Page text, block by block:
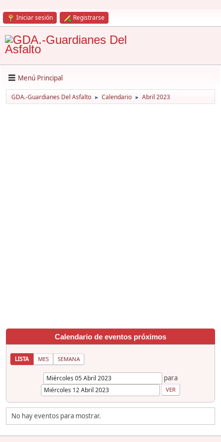
Iniciar sesión Registrarse
Menú Principal
GDA.-Guardianes Del Asfalto ► Calendario ► Abril 2023
Calendario de eventos próximos
LISTA MES SEMANA
para
No hay eventos para mostrar.